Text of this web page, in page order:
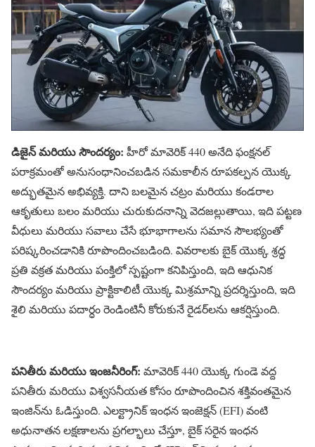
డిజైన్ మరియు సౌందర్యం: హీరో మావెరిక్ 440 అనేది ఫంక్షనల్
పరాక్రమంతో అనుసంధానించబడిన సమకాలీన రూపకల్పన యొక్క
అద్భుతమైన అభివ్యక్తి. దాని బలమైన చట్రం మరియు కండరాల
ఆకృతులు బలం మరియు చురుకుదనాన్ని వెదజల్లుతాయి, ఇది పట్టణ
వీధులు మరియు సవాలు చేసే భూభాగాలను సమాన సౌలభ్యంతో
పరిష్కరించడానికి రూపొందించబడింది. వివరాలకు బైక్ యొక్క శ్రద్ధ
ప్రతి వక్రత మరియు పంక్తిలో స్పష్టంగా కనిపిస్తుంది, ఇది ఆధునిక
సౌందర్యం మరియు ప్రాక్టికాలిటీ యొక్క మిశ్రమాన్ని ప్రదర్శిస్తుంది, ఇది
శైలి మరియు పదార్ధం రెండింటినీ కోరుకునే రైడర్‌లను ఆకర్షిస్తుంది.
పనితీరు మరియు ఇంజనీరింగ్: మావెరిక్ 440 యొక్క గుండె వద్ద
పనితీరు మరియు విశ్వసనీయత కోసం రూపొందించిన శక్తివంతమైన
ఇంజిన్‌ను ఓడిస్తుంది. ఎలక్ట్రానిక్ ఇంధన ఇంజెక్షన్ (EFI) వంటి
అధునాతన లక్షణాలను ప్రగల్భాలు చేస్తూ, బైక్ సరైన ఇంధన